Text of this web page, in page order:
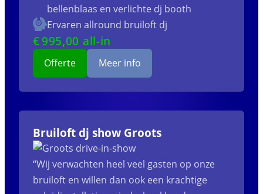
bellenblaas en verlichte dj booth
Ervaren allround bruiloft dj
€995,00 all-in
Offerte Meer info
Bruiloft dj show Groots
“Wij verwachten heel veel gasten op onze
bruiloft en willen dan ook een krachtige